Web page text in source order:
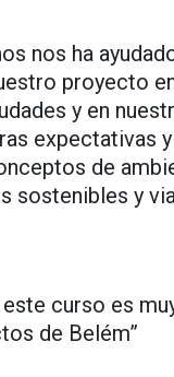
nos ha
proyecto
y en
expectativas
de
sostenibles y
curso es
de Belém”